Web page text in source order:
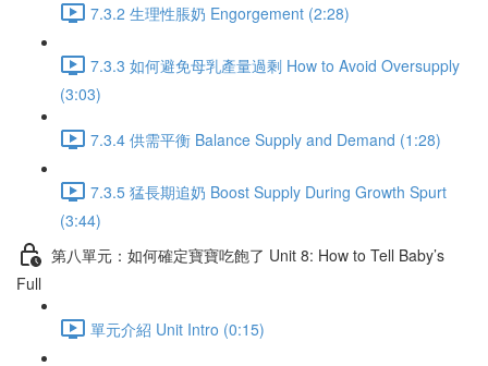
7.3.2 生理性脹奶 Engorgement (2:28)
7.3.3 如何避免母乳產量過剩 How to Avoid Oversupply
(3:03)
7.3.4 供需平衡 Balance Supply and Demand (1:28)
7.3.5 猛長期追奶 Boost Supply During Growth Spurt
(3:44)
第八單元：如何確定寶寶吃飽了 Unit 8: How to Tell Baby’s
Full
單元介紹 Unit Intro (0:15)